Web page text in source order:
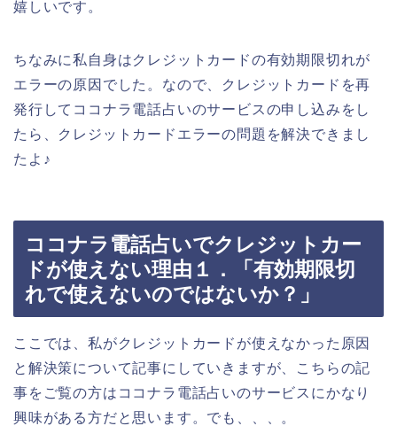
嬉しいです。
ちなみに私自身はクレジットカードの有効期限切れが
エラーの原因でした。なので、クレジットカードを再
発行してココナラ電話占いのサービスの申し込みをし
たら、クレジットカードエラーの問題を解決できまし
たよ♪
ココナラ電話占いでクレジットカー
ドが使えない理由１．「有効期限切
れで使えないのではないか？」
ここでは、私がクレジットカードが使えなかった原因
と解決策について記事にしていきますが、こちらの記
事をご覧の方はココナラ電話占いのサービスにかなり
興味がある方だと思います。でも、、、。